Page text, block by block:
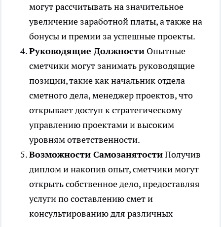
могут рассчитывать на значительное
увеличение заработной платы, а также на
бонусы и премии за успешные проекты.
Руководящие Должности Опытные
сметчики могут занимать руководящие
позиции, такие как начальник отдела
сметного дела, менеджер проектов, что
открывает доступ к стратегическому
управлению проектами и высоким
уровням ответственности.
Возможности СамозанятостиПолучив
диплом и накопив опыт, сметчики могут
открыть собственное дело, предоставляя
услуги по составлению смет и
консультированию для различных